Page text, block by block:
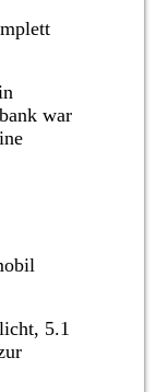
war
5.1